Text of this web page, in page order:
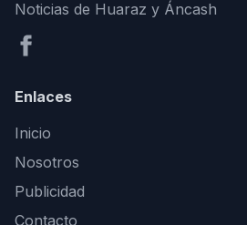
Noticias de Huaraz y Áncash
Enlaces
Inicio
Nosotros
Publicidad
Contacto